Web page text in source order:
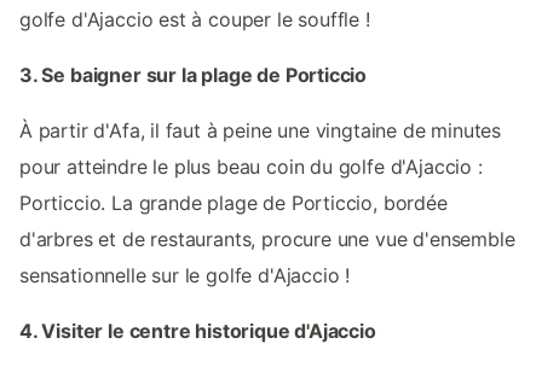
golfe d'Ajaccio est à couper le souffle !
3. Se baigner sur la plage de Porticcio
À partir d'Afa, il faut à peine une vingtaine de minutes
pour atteindre le plus beau coin du golfe d'Ajaccio :
Porticcio. La grande plage de Porticcio, bordée
d'arbres et de restaurants, procure une vue d'ensemble
sensationnelle sur le golfe d'Ajaccio !
4. Visiter le centre historique d'Ajaccio